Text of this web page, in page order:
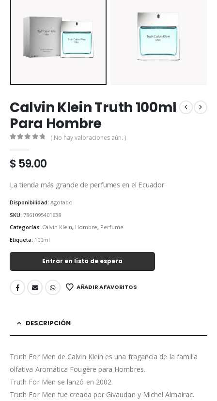
Calvin Klein Truth 100ml
Para Hombre
( No hay valoraciones aún. )
$59.00
La tienda más grande de perfumes en el Ecuador
Disponibilidad: Agotado
SKU: 7861095401638
Categorías: Calvin Klein, Hombre, Perfume
Etiqueta: 100ml
Entrar en lista de espera
AÑADIR A FAVORITOS
DESCRIPCIÓN
Truth For Men de Calvin Klein es una fragancia de la familia
olfativa Aromática Fougère para Hombres.
Truth For Men se lanzó en 2002.
Truth For Men fue creada por Givaudan y Michel Almairac.